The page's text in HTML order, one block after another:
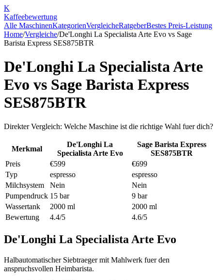
K
Kaffeebewertung
Alle MaschinenKategorienVergleicheRatgeberBestes Preis-Leistung
Home/Vergleiche/De'Longhi La Specialista Arte Evo vs Sage
Barista Express SES875BTR
De'Longhi La Specialista Arte
Evo vs Sage Barista Express
SES875BTR
Direkter Vergleich: Welche Maschine ist die richtige Wahl fuer dich?
Merkmal
De'Longhi La
Specialista Arte Evo
Sage Barista Express
SES875BTR
Preis
€599
€699
Typ
espresso
espresso
Milchsystem
Nein
Nein
Pumpendruck 15 bar
9 bar
Wassertank
2000 ml
2000 ml
Bewertung
4.4/5 4.6/5
De'Longhi La Specialista Arte Evo
Halbautomatischer Siebtraeger mit Mahlwerk fuer den
anspruchsvollen Heimbarista.